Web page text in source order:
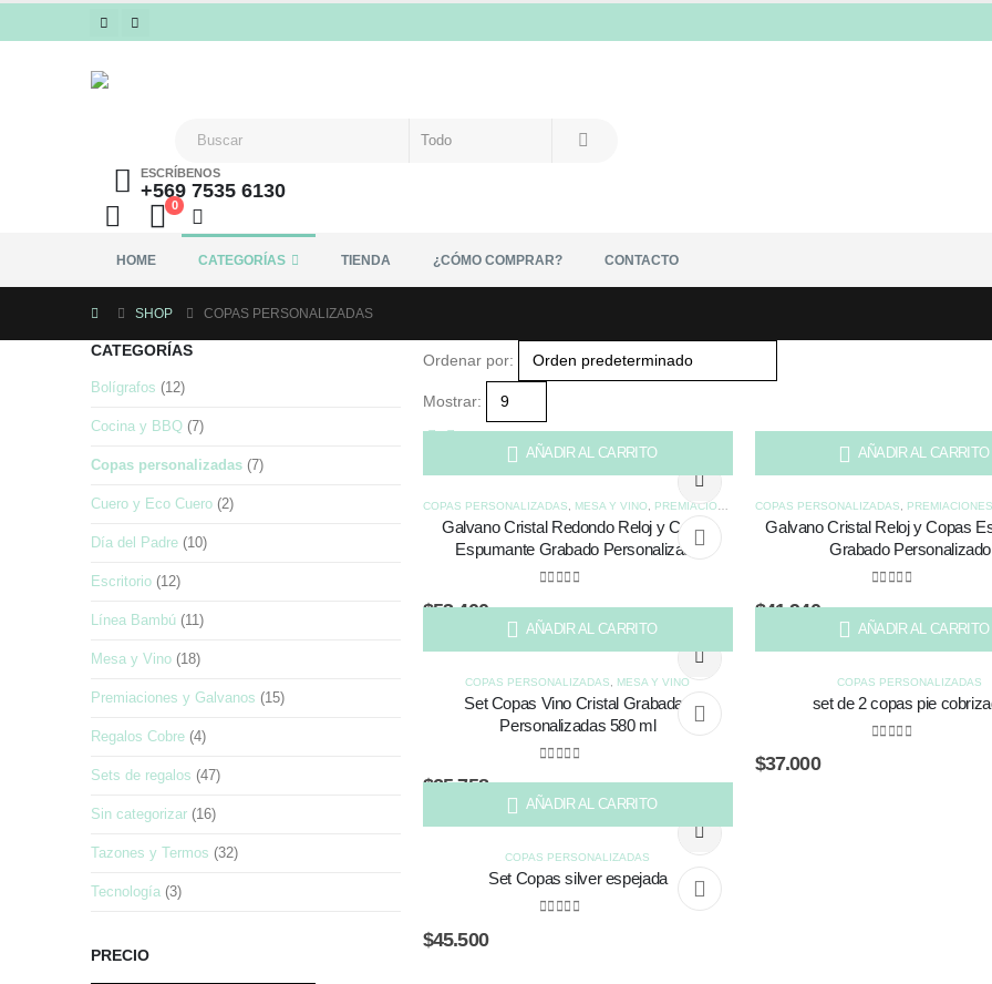
ESCRÍBENOS
+569 7535 6130
0
HOME CATEGORÍAS TIENDA ¿CÓMO COMPRAR? CONTACTO
SHOP COPAS PERSONALIZADAS
Ordenar por:
Mostrar:
AÑADIR AL CARRITO
COPAS PERSONALIZADAS, MESA Y VINO, PREMIACIONES Y GALVANOS
Galvano Cristal Redondo Reloj y Copas
Espumante Grabado Personalizado
$53.400
AÑADIR AL CARRITO
COPAS PERSONALIZADAS, PREMIACIONES
Galvano Cristal Reloj y Copas
Grabado Personalizado
$41.940
AÑADIR AL CARRITO
COPAS PERSONALIZADAS MESA Y VINO
Set Copas Vino Cristal Grabadas
Personalizadas 580 ml
$25.758
AÑADIR AL CARRITO
COPAS PERSONALIZADAS
set de 2 copas pie
$37.000
AÑADIR AL CARRITO
COPAS PERSONALIZADAS
Set Copas silver espejada
$45.500
CATEGORÍAS
Bolígrafos (12)
Cocina y BBQ (7)
Copas personalizadas (7)
Cuero y Eco Cuero (2)
Día del Padre (10)
Escritorio (12)
Línea Bambú (11)
Mesa y Vino (18)
Premiaciones y Galvanos (15)
Regalos Cobre (4)
Sets de regalos (47)
Sin categorizar (16)
Tazones y Termos (32)
Tecnología (3)
PRECIO